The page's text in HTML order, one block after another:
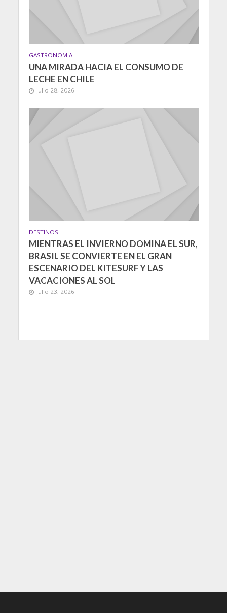
GASTRONOMIA
UNA MIRADA HACIA EL CONSUMO DE
LECHE EN CHILE
julio 28, 2026
DESTINOS
MIENTRAS EL INVIERNO DOMINA EL SUR,
BRASIL SE CONVIERTE EN EL GRAN
ESCENARIO DEL KITESURF Y LAS
VACACIONES AL SOL
julio 23, 2026